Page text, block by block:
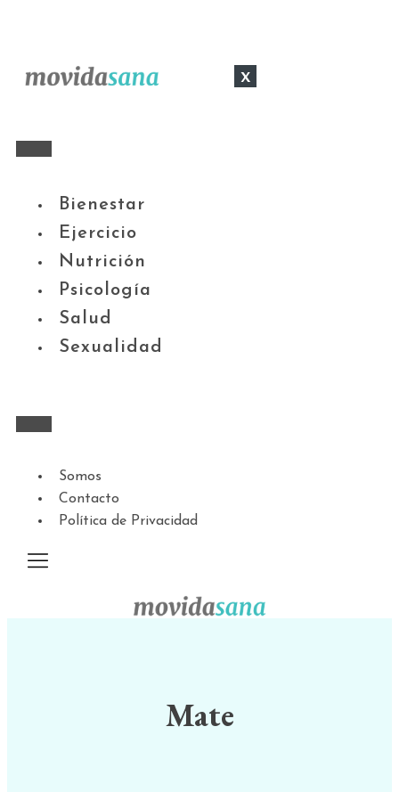
x
Bienestar
Ejercicio
Nutrición
Psicología
Salud
Sexualidad
Somos
Contacto
Política de Privacidad
Mate